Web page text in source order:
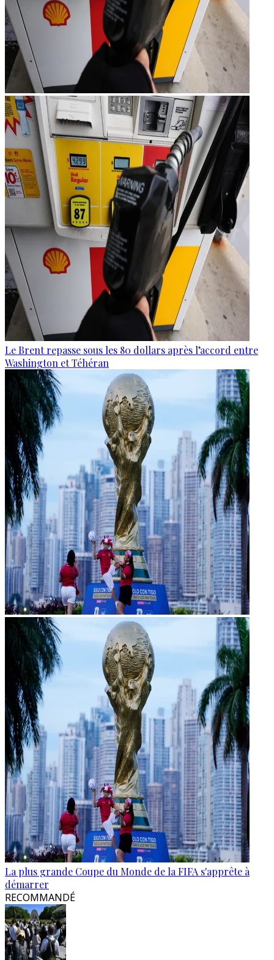
Le Brent repasse sous les 80 dollars après l’accord entre
Washington et Téhéran
La plus grande Coupe du Monde de la FIFA s'apprête à
démarrer
RECOMMANDÉ